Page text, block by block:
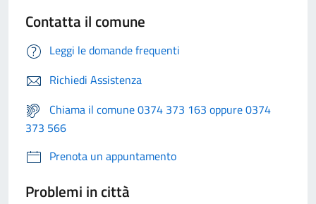
Contatta il comune
Leggi le domande frequenti
Richiedi Assistenza
Chiama il comune 0374 373 163 oppure 0374
373 566
Prenota un appuntamento
Problemi in città